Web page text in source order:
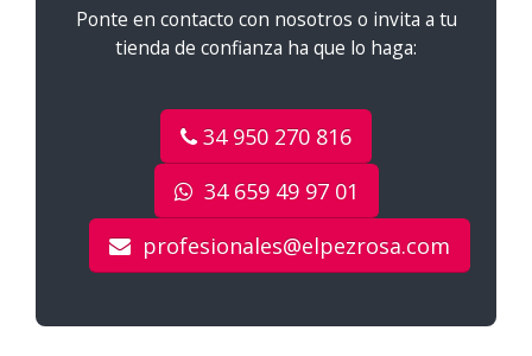
Ponte en contacto con nosotros o invita a tu
tienda de confianza ha que lo haga:
34 950 270 816
34 659 49 97 01
profesionales@elpezrosa.com